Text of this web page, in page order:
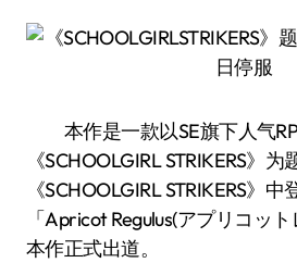
本作是一款以SE旗下人气
《SCHOOLGIRL STRIKERS》为
《SCHOOLGIRL STRIKERS》
「Apricot Regulus(アプリコッ
本作正式出道。